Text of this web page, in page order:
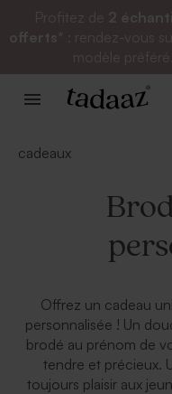
Profitez de 2
offerts*
: rendez-vous
modèle préféré.
cadeaux
Offrez un cadeau
personnalisée ! Un
brodé au prénom de
tendre et précieux.
toujours plaisir aux